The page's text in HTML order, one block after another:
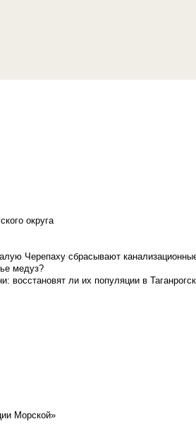
округа
Черепаху сбрасывают
медуз?
восстановят ли их популяции в
Морской»